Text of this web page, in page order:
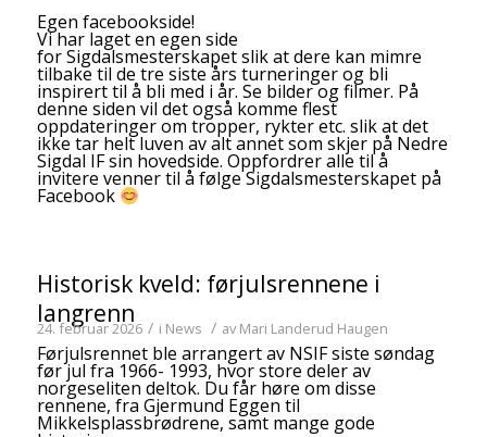
Egen facebookside!
Vi har laget en egen side
forSigdalsmesterskapetslik at dere kan mimre
tilbake til de tre siste års turneringer og bli
inspirert til å bli med i år. Se bilder og filmer. På
denne siden vil det også komme flest
oppdateringer om tropper, rykter etc. slik at det
ikke tar helt luven av alt annet som skjer på Nedre
Sigdal IF sin hovedside. Oppfordrer alle til å
invitere venner til å følge Sigdalsmesterskapet på
Facebook
Historisk kveld: førjulsrennene i
langrenn
24. februar 2026 / i News / avMari Landerud Haugen
Førjulsrennet ble arrangert av NSIF siste søndag
før jul fra 1966- 1993, hvor store deler av
norgeseliten deltok. Du får høre om disse
rennene, fra Gjermund Eggen til
Mikkelsplassbrødrene, samt mange gode